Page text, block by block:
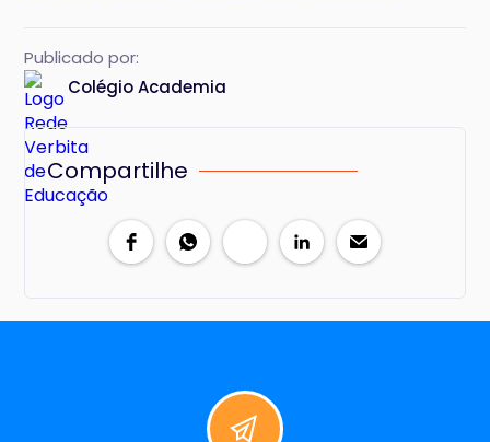
Publicado por:
Colégio Academia
Compartilhe